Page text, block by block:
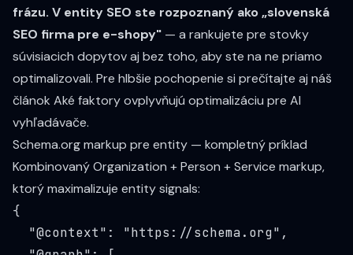
frázu. V entity SEO ste rozpoznaný ako „slovenská
SEO firma pre e-shopy" — a rankujete pre stovky
súvisiacich dopytov aj bez toho, aby ste na ne priamo
optimalizovali. Pre hlbšie pochopenie si prečítajte aj náš
článok Aké faktory ovplyvňujú optimalizáciu pre AI
vyhľadávače.
Schema.org markup pre entity — kompletný príklad
Kombinovaný Organization + Person + Service markup,
ktorý maximalizuje entity signals:
{
  "@context": "
https://schema.org",